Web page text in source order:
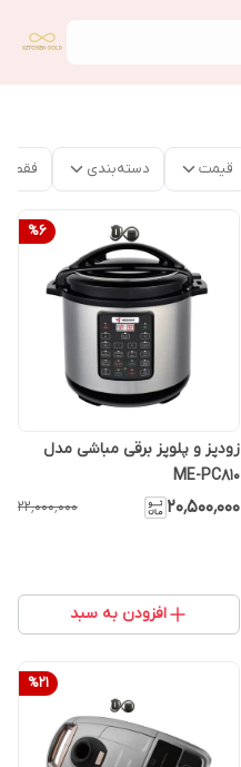
قیمت دسته‌بندی فقط
%6
زودپز و پلوپز برقی مباشی مدل
ME-PC810
۲۰٬۵۰۰٬۰۰۰ ۲۲٬۰۰۰٬۰۰۰
افزودن به سبد
%21